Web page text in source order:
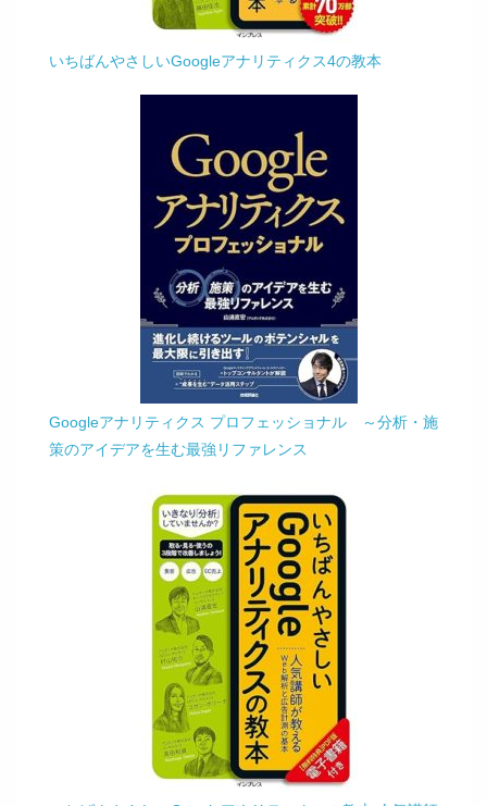
いちばんやさしいGoogleアナリティクス4の教本
Googleアナリティクス プロフェッショナル ～分析・施
策のアイデアを生む最強リファレンス